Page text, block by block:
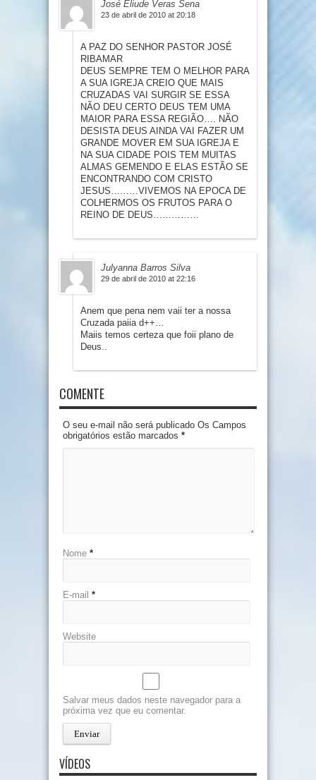
José Eliude Veras Sena
23 de abril de 2010 at 20:18
A PAZ DO SENHOR PASTOR JOSÉ
RIBAMAR
DEUS SEMPRE TEM O MELHOR PARA
A SUA IGREJA CREIO QUE MAIS
CRUZADAS VAI SURGIR SE ESSA
NÃO DEU CERTO DEUS TEM UMA
MAIOR PARA ESSA REGIÃO…. NÃO
DESISTA DEUS AINDA VAI FAZER UM
GRANDE MOVER EM SUA IGREJA E
NA SUA CIDADE POIS TEM MUITAS
ALMAS GEMENDO E ELAS ESTÃO SE
ENCONTRANDO COM CRISTO
JESUS………VIVEMOS NA EPOCA DE
COLHERMOS OS FRUTOS PARA O
REINO DE DEUS……………
Julyanna Barros Silva
29 de abril de 2010 at 22:16
Anem que pena nem vaii ter a nossa
Cruzada paiia d++…
Maiis temos certeza que foii plano de
Deus..
COMENTE
O seu e-mail não será publicado Os Campos
obrigatórios estão marcados *
Nome *
E-mail *
Website
Salvar meus dados neste navegador para a
próxima vez que eu comentar.
VÍDEOS